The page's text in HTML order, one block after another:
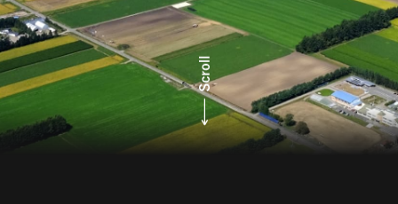
Youtube
ページ翻訳
トピック